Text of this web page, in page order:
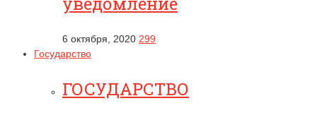
6 октября, 2020 299
Государство
ГОСУДАРСТВО